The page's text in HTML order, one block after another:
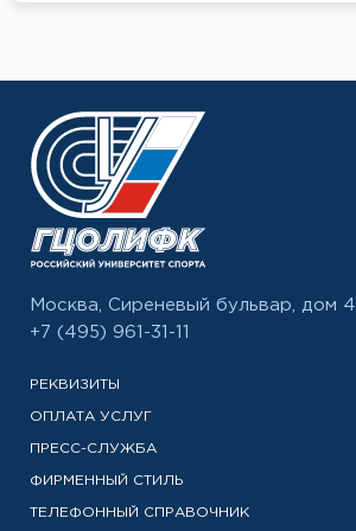
Москва, Сиреневый бульвар, дом 4
+7 (495) 961-31-11
РЕКВИЗИТЫ
ОПЛАТА УСЛУГ
ПРЕСС-СЛУЖБА
ФИРМЕННЫЙ СТИЛЬ
ТЕЛЕФОННЫЙ СПРАВОЧНИК